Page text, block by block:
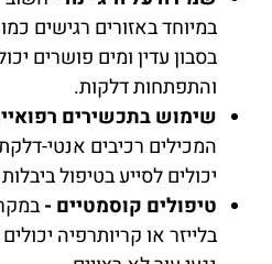
במיוחד באזורים רגישים
בסבון עדין ומים פושרים
והתפתחות דלקות.
שימוש בתכשירים
המכילים רכיבים אנטי-
יכולים לסייע בטיפול
טיפולים קוסמטיים -
בלייזר או קריותרפיה